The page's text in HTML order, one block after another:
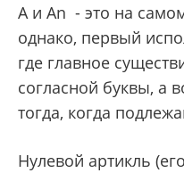
A и An - это на
однако, первый
где главное
согласной буквы, а
тогда, когда
Нулевой артикль